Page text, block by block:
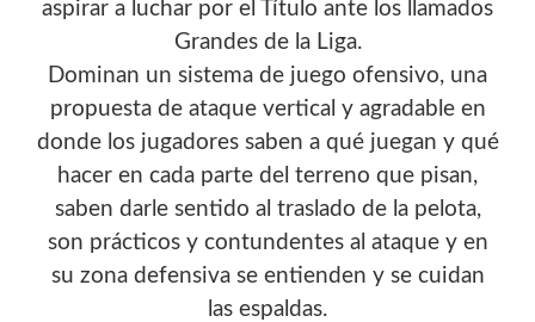
aspirar a luchar por el Título ante los llamados
Grandes de la Liga.
Dominan un sistema de juego ofensivo, una
propuesta de ataque vertical y agradable en
donde los jugadores saben a qué juegan y qué
hacer en cada parte del terreno que pisan,
saben darle sentido al traslado de la pelota,
son prácticos y contundentes al ataque y en
su zona defensiva se entienden y se cuidan
las espaldas.